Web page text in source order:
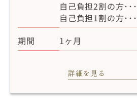
自己負担2割の方･･
自己負担1割の方･･
期間
1ヶ月
詳細を見る